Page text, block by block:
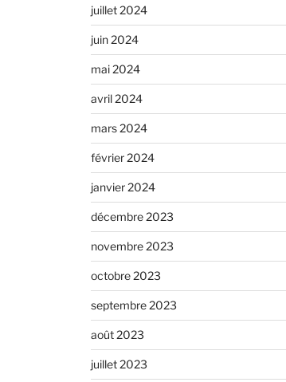
juillet 2024
juin 2024
mai 2024
avril 2024
mars 2024
février 2024
janvier 2024
décembre 2023
novembre 2023
octobre 2023
septembre 2023
août 2023
juillet 2023